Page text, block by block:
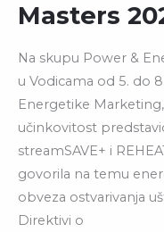
Masters
Na skupu Power &
u Vodicama od 5. do
Energetike
učinkovitost
streamSAVE+ i
govorila na temu
obveza ostvarivanja
Direktivi o